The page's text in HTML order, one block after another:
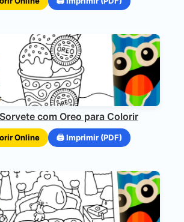
com Oreo para Colorir
Online 🖨️ Imprimir (PDF)